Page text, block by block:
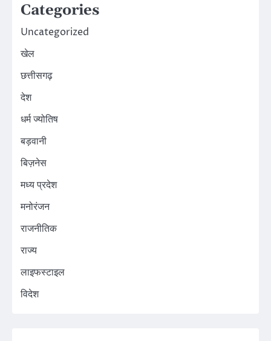
Categories
Uncategorized
खेल
छत्तीसगढ़
देश
धर्म ज्योतिष
बड़वानी
बिज़नेस
मध्य प्रदेश
मनोरंजन
राजनीतिक
राज्य
लाइफस्टाइल
विदेश